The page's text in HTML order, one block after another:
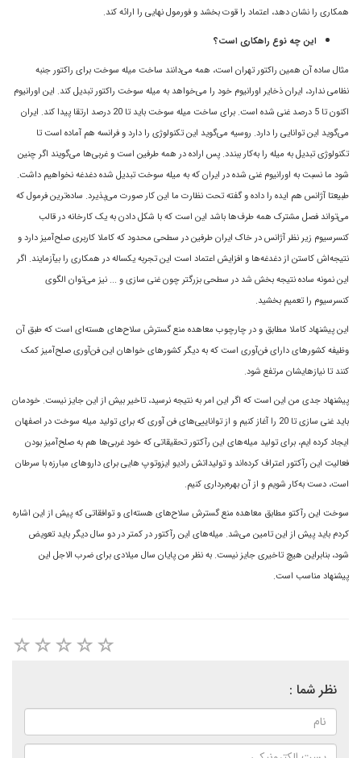
همکاری را نشان دهد، اعتماد را قوت بخشد و فورمول نهایی را ارائه کند.
این چه نوع راهکاری است؟
مثال ساده آن همین راکتور تهران است، همه می‌دانند ساخت میله سوخت برای راکتور جنبه
نظامی ندارد، ایران ذخایر اورانیوم خود را می‌خواهد به میله سوخت راکتور تبدیل کند. این اورانیوم
اکنون تا 5 درصد غنی شده است. برای ساخت میله سوخت باید تا 20 درصد ارتقا پیدا کند. ایران
می‌گوید این توانایی را دارد. روسیه می‌گوید این تکنولوژی را دارد و فرانسه هم آماده است تا
تکنولوژی تبدیل به میله را به‌کار ببندد. پس اراده در همه طرفین است و غربی‌ها می‌گویند اگر چنین
شود ما نسبت به اورانیوم غنی شده در ایران که به میله سوخت تبدیل شده دغدغه نخواهیم داشت.
طبیعتا آژانس هم ایده را داده و گفته تحت نظارت ما این کار صورت می‌پذیرد. ساده‌ترین فرمول که
می‌تواند فصل مشترک همه طرف‌ها باشد این است که با شکل دادن به یک کارخانه در قالب
کنسرسیوم زیر نظر آژانس در خاک ایران طرفین در سطحی محدود که کاملا کاربری صلح‌آمیز دارد و
نتیجه‌اش کاستن از دغدغه‌ها و افزایش اعتماد است این تجربه یکساله در همکاری را بیآزمایند. اگر
این نمونه ساده نتیجه بخش شد در سطحی بزرگتر چون غنی سازی و ... نیز می‌توان الگوی
کنسرسیوم را تعمیم بخشید.
این پیشنهاد کاملا مطابق و در چارچوب معاهده منع گسترش سلاح‌های هسته‌ای است که طبق آن
وظیفه کشورهای دارای فن‌آوری است که به دیگر کشورهای خواهان این فن‌آوری صلح‌آمیز کمک
کنند تا نیازهایشان مرتفع شود.
پیشنهاد جدی من این است که اگر این امر به نتیجه نرسید، تاخیر بیش از این جایز نیست. خودمان
باید غنی سازی تا 20 را آغاز کنیم و از تواناییی‌های فن آوری که برای تولید میله سوخت در اصفهان
ایجاد کرده ایم، برای تولید میله‌های این رآکتور تحقیقاتی که خود غربی‌ها هم به صلح‌آمیز بودن
فعالیت این رآکتور اعتراف کرده‌اند و تولیداتش رادیو ایزوتوپ هایی برای داروهای مبارزه با سرطان
است، دست به‌کار شویم و از آن بهره‌برداری کنیم.
سوخت این رآکتو مطابق معاهده منع گسترش سلاح‌های هسته‌ای و توافقاتی که پیش از این اشاره
کردم باید پیش از این تامین می‌شد. میله‌های این رآکتور در کمتر در دو سال دیگر باید تعویض
شود، بنابراین هیچ تاخیری جایز نیست. به نظر من پایان سال میلادی برای ضرب الاجل این
پیشنهاد مناسب است.
نظر شما :